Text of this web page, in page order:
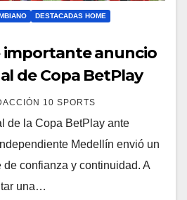
DESTACADAS HOME
importante anuncio
de Copa BetPlay
10 SPORTS
de la Copa BetPlay ante
Medellín envió un
confianza y continuidad. A
una…